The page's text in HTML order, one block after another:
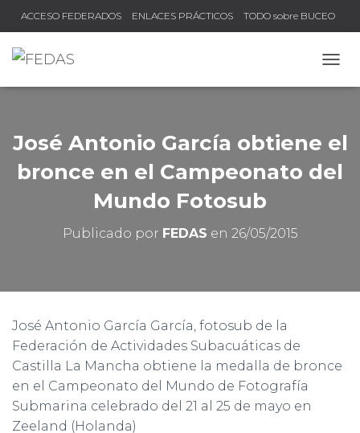
ACCESO FEDERADOS ENLACES PRÁCTICOS TODO sobre BUCEO
José Antonio García obtiene el
bronce en el Campeonato del
Mundo Fotosub
Publicado por FEDAS en 26/05/2015
José Antonio García García, fotosub de la
Federación de Actividades Subacuáticas de
Castilla La Mancha obtiene la medalla de bronce
en el Campeonato del Mundo de Fotografía
Submarina celebrado del 21 al 25 de mayo en
Zeeland (Holanda)